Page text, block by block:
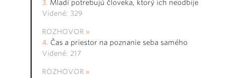
Mladí potrebujú človeka, ktorý ich neodbije
Videné: 329
ROZHOVOR
Čas a priestor na poznanie seba samého
Videné: 217
ROZHOVOR